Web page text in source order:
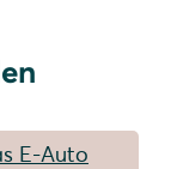
E-Auto